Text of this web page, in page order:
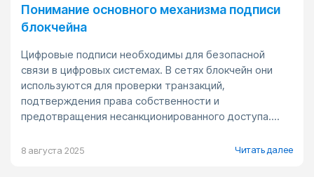
Понимание основного механизма подписи
блокчейна
Цифровые подписи необходимы для безопасной
связи в цифровых системах. В сетях блокчейн они
используются для проверки транзакций,
подтверждения права собственности и
предотвращения несанкционированного доступа....
8 августа 2025 Читать далее